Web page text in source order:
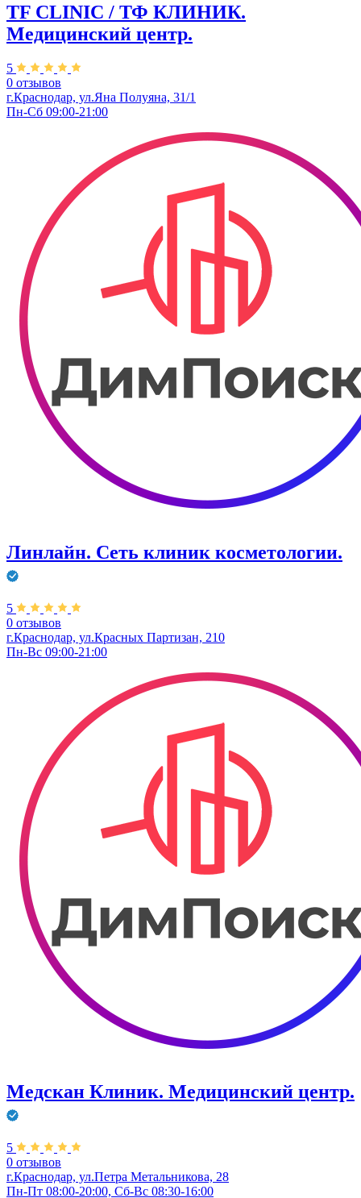
TF CLINIC / ТФ КЛИНИК.
Медицинский центр.
5
0 отзывов
г.Краснодар, ул.​Яна Полуяна, 31/1
Пн-Сб 09:00-21:00
Линлайн. Сеть клиник косметологии.
5
0 отзывов
г.Краснодар, ул.Красных Партизан, 210
Пн-Вс 09:00-21:00
Медскан Клиник. Медицинский центр.
5
0 отзывов
г.Краснодар, ул.Петра Метальникова, 28
Пн-Пт 08:00-20:00, Сб-Вс 08:30-16:00